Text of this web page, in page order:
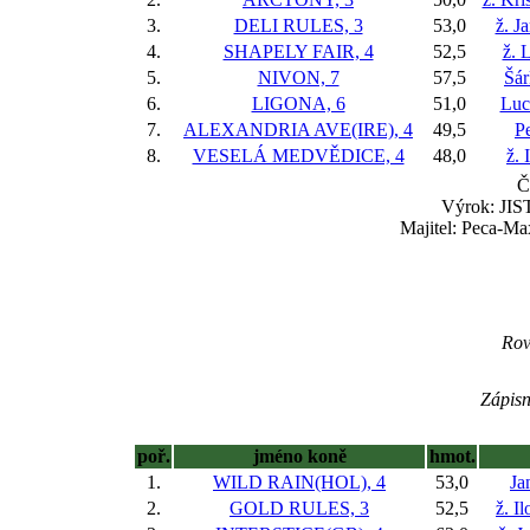
3.
DELI RULES, 3 53,0
ž.
4.
SHAPELY FAIR, 4 52,5
ž.
5.
NIVON, 7 57,5
6.
LIGONA, 6 51,0
7.
ALEXANDRIA AVE(IRE), 4 49,5
8.
VESELÁ MEDVĚDICE, 4 48,0
ž.
Výrok:
Majitel: Peca-
poř. jméno koně
hmot.
1.
WILD RAIN(HOL), 4 53,0
2.
GOLD RULES, 3 52,5
ž.